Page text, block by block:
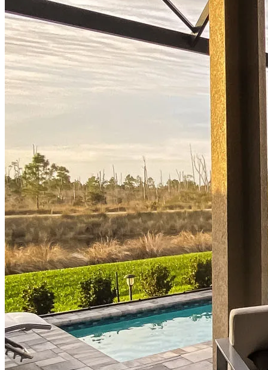
Solicitar ahora
Comprar una casa
Guía para la compra de una vivienda
Tasas de interés hipotecario
Aprobación previa de hipoteca
Compradores de vivienda por primera vez
Préstamos para la compra de una vivienda
Programas de asistencia para pagos iniciales
Refinanciación
Guía para la refinanciación
Refinanciar tasas hipotecarias
Refinanciar préstamos hipotecarios
Préstamos
Préstamos para la compra de una vivienda
Refinanciar préstamos hipotecarios